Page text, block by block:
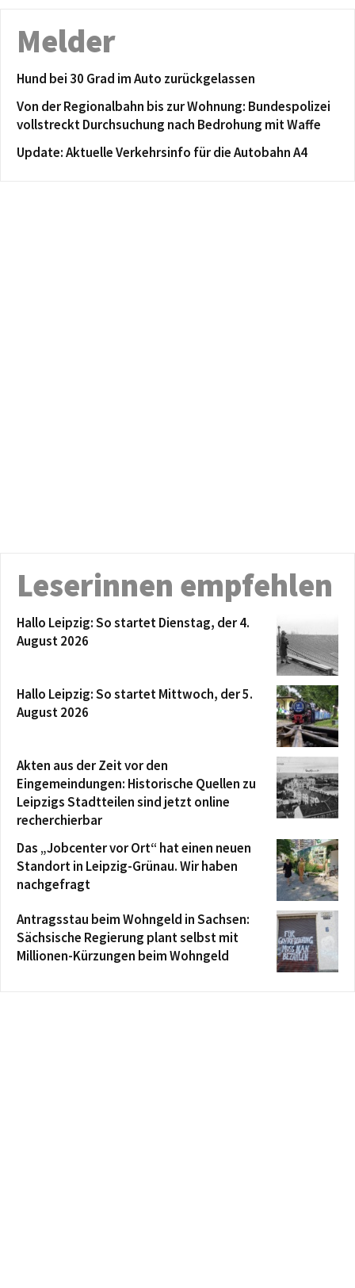
Melder
Hund bei 30 Grad im Auto zurückgelassen
Von der Regionalbahn bis zur Wohnung: Bundespolizei
vollstreckt Durchsuchung nach Bedrohung mit Waffe
Update: Aktuelle Verkehrsinfo für die Autobahn A4
Leserinnen empfehlen
Hallo Leipzig: So startet Dienstag, der 4.
August 2026
Hallo Leipzig: So startet Mittwoch, der 5.
August 2026
Akten aus der Zeit vor den
Eingemeindungen: Historische Quellen zu
Leipzigs Stadtteilen sind jetzt online
recherchierbar
Das „Jobcenter vor Ort“ hat einen neuen
Standort in Leipzig-Grünau. Wir haben
nachgefragt
Antragsstau beim Wohngeld in Sachsen:
Sächsische Regierung plant selbst mit
Millionen-Kürzungen beim Wohngeld